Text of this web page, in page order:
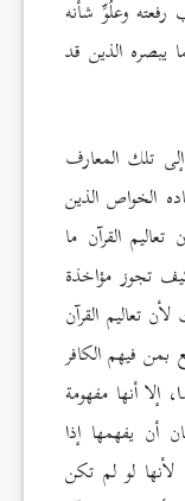
وعلُوِّ شأنه
يبصره الذين قد
تلك المعارف
الخواص الذين
القرآن ما
تجوز مؤاخذة
تعاليم القرآن
بمن فيهم الكافر
إلا أنها مفهومة
أن يفهمها إذا
لو لم تكن